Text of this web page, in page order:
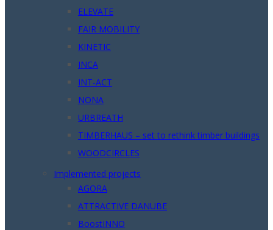
ELEVATE
FAIR MOBILITY
KINETIC
INCA
INT-ACT
NONA
URBREATH
TIMBERHAUS – set to rethink timber buildings
WOODCIRCLES
Implemented projects
AGORA
ATTRACTIVE DANUBE
BoostINNO